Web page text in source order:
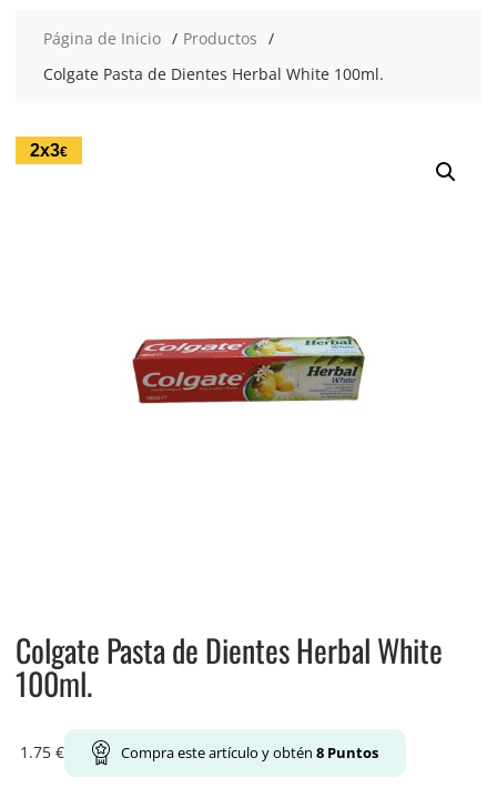
Página de Inicio
Productos
Colgate Pasta de Dientes Herbal White 100ml.
2x3€
Colgate Pasta de Dientes Herbal White
100ml.
1.75 € Compra este artículo y obtén 8Puntos